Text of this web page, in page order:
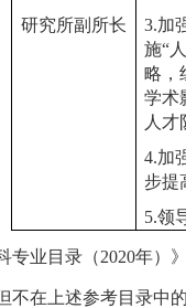
研究所副所长
3.加
施“
略，
学术
人才
4.加
步提
5.领
专业目录（2020年）
不在上述参考目录中